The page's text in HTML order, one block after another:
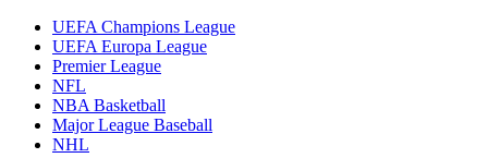
UEFA Champions League
UEFA Europa League
Premier League
NFL
NBA Basketball
Major League Baseball
NHL